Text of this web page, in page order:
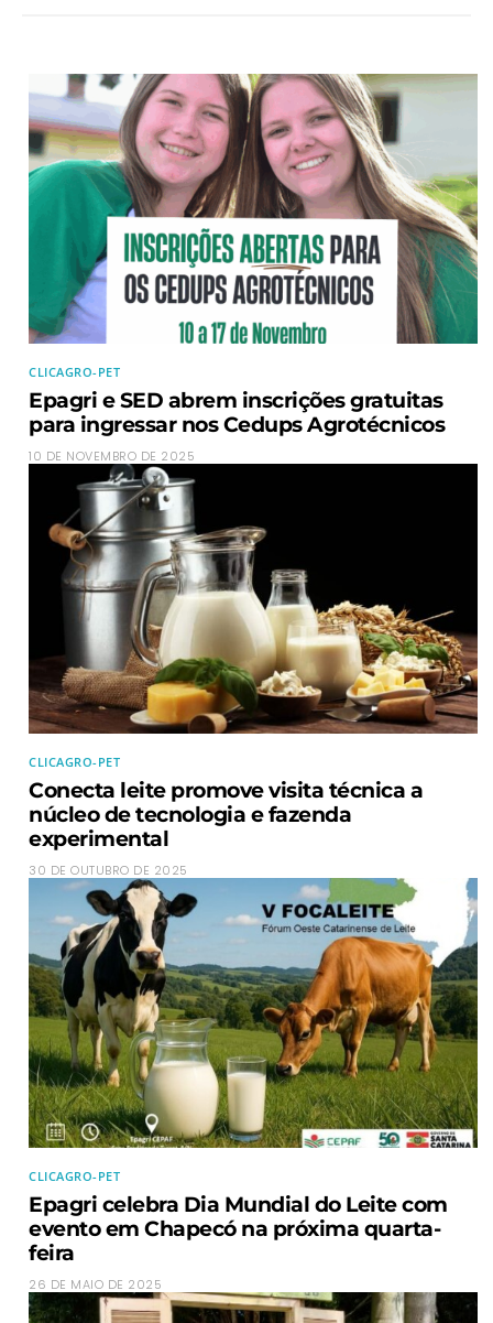
CLICAGRO-PET
Epagri e SED abrem inscrições gratuitas
para ingressar nos Cedups Agrotécnicos
10 DE NOVEMBRO DE 2025
CLICAGRO-PET
Conecta leite promove visita técnica a
núcleo de tecnologia e fazenda
experimental
30 DE OUTUBRO DE 2025
CLICAGRO-PET
Epagri celebra Dia Mundial do Leite com
evento em Chapecó na próxima quarta-
feira
26 DE MAIO DE 2025